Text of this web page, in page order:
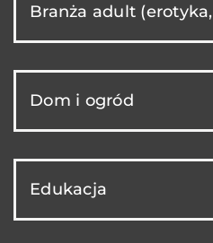
Branża adult
Dom i ogród
Edukacja